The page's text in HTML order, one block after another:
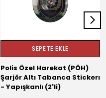
SEPETE EKLE
Polis Özel Harekat (PÖH)
Şarjör Altı Tabanca Stickerı
- Yapışkanlı (2'li)